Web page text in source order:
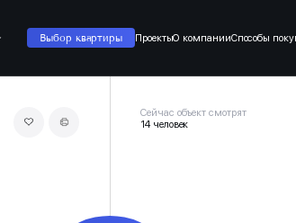
Выбор квартиры ПроектыО компанииСпособы
Сейчас объект смотрят
14 человек